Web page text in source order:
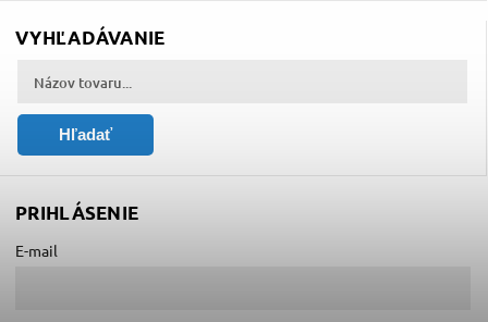
VYHĽADÁVANIE
Hľadať
PRIHLÁSENIE
E-mail